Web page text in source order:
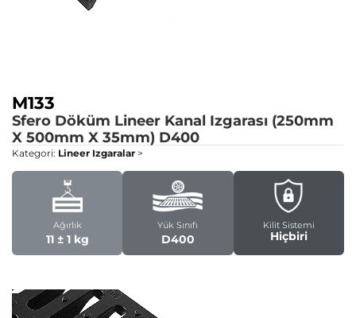
M133
Sfero Döküm Lineer Kanal Izgarası (250mm
X 500mm X 35mm) D400
Kategori: Lineer Izgaralar >
Ağırlık
11 ± 1 kg
Yük Sınıfı
D400
Kilit Sistemi
Hiçbiri